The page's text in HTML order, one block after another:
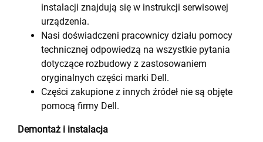
instalacji znajdują się w instrukcji serwisowej
urządzenia.
Nasi doświadczeni pracownicy działu pomocy
technicznej odpowiedzą na wszystkie pytania
dotyczące rozbudowy z zastosowaniem
oryginalnych części marki Dell.
Części zakupione z innych źródeł nie są objęte
pomocą firmy Dell.
Demontaż i instalacja